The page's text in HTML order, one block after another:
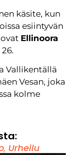
käsite, kun
esiintyvän
Ellinoora
26.
Vallikentällä
Vesan, joka
kolme
, Urheilu